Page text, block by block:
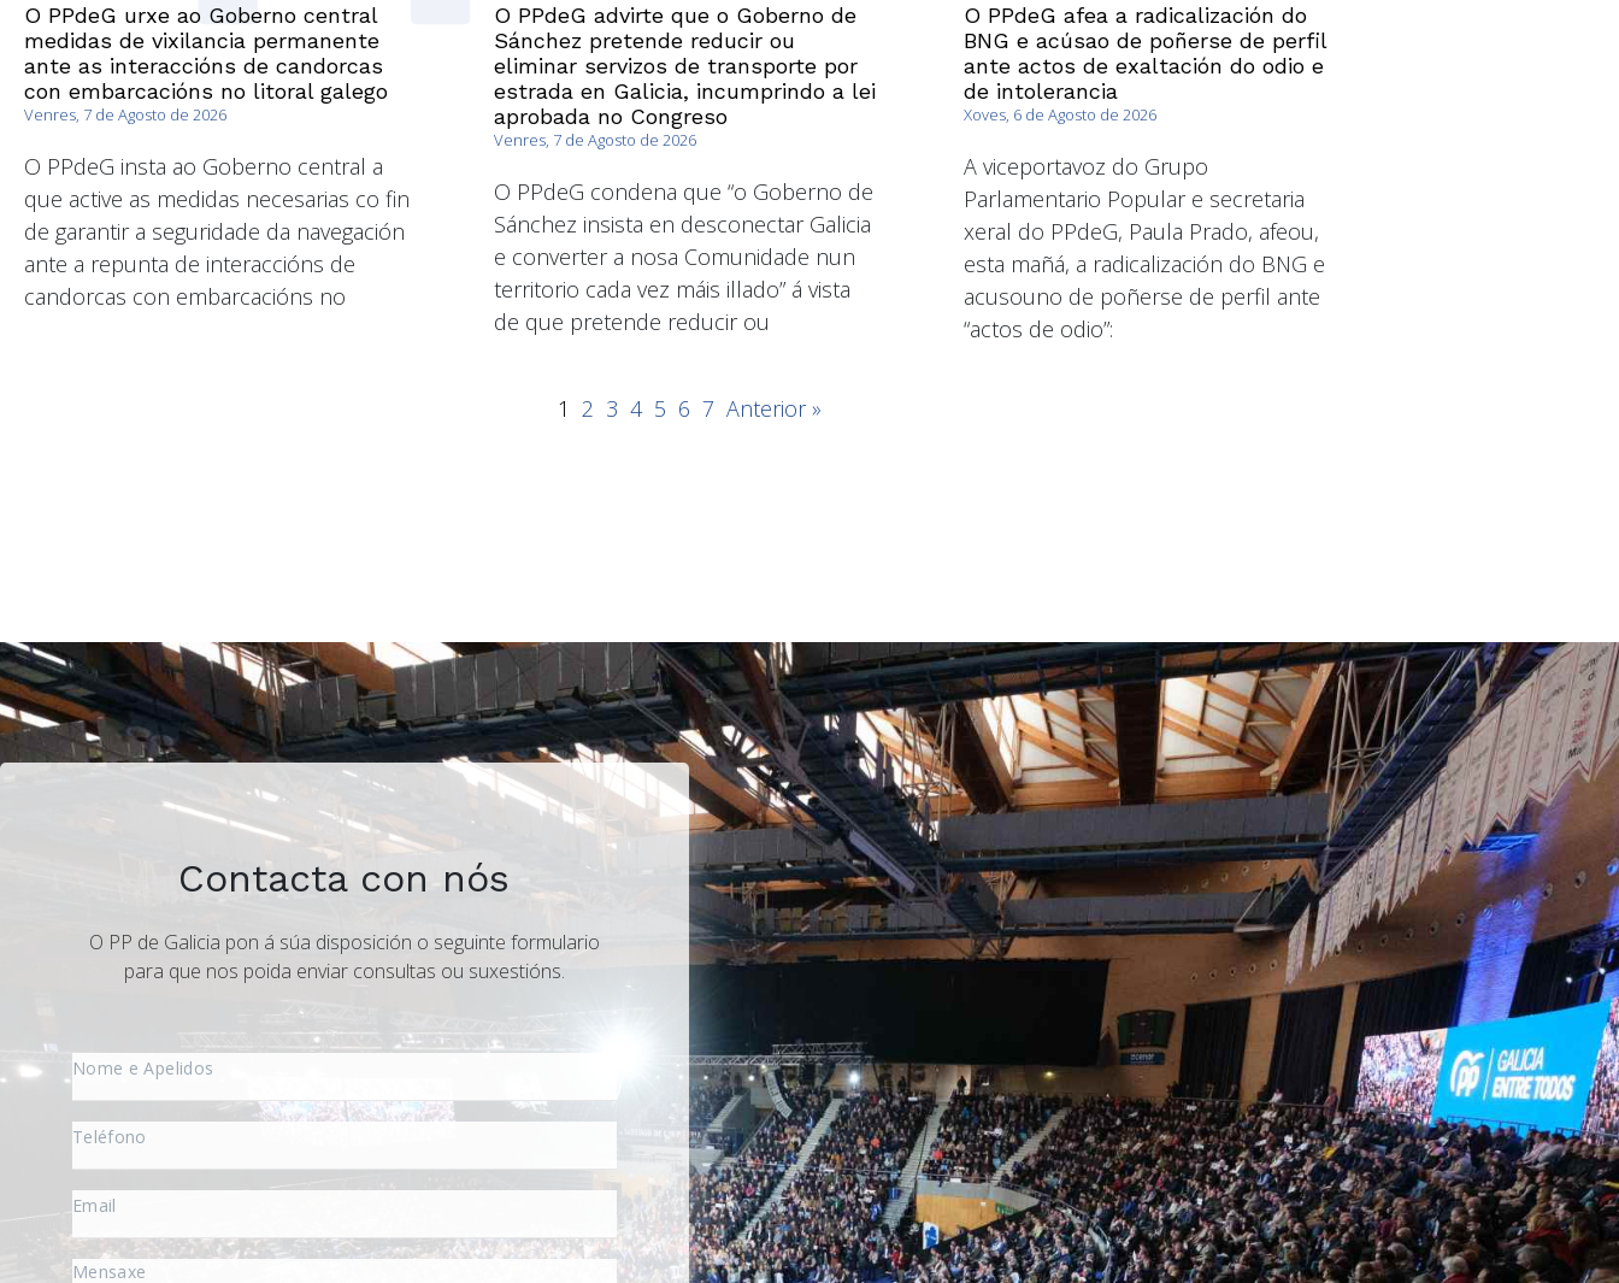
O PPdeG urxe ao Goberno central
medidas de vixilancia permanente
ante as interaccións de candorcas
con embarcacións no litoral galego
Venres, 7 de Agosto de 2026
O PPdeG insta ao Goberno central a
que active as medidas necesarias co fin
de garantir a seguridade da navegación
ante a repunta de interaccións de
candorcas con embarcacións no
O PPdeG advirte que o Goberno de
Sánchez pretende reducir ou
eliminar servizos de transporte por
estrada en Galicia, incumprindo a lei
aprobada no Congreso
Venres, 7 de Agosto de 2026
O PPdeG condena que “o Goberno de
Sánchez insista en desconectar Galicia
e converter a nosa Comunidade nun
territorio cada vez máis illado” á vista
de que pretende reducir ou
O PPdeG afea a radicalización do
BNG e acúsao de poñerse de perfil
ante actos de exaltación do odio e
de intolerancia
Xoves, 6 de Agosto de 2026
A viceportavoz do Grupo
Parlamentario Popular e secretaria
xeral do PPdeG, Paula Prado, afeou,
esta mañá, a radicalización do BNG e
acusouno de poñerse de perfil ante
“actos de odio”:
1 2 3 4 5 6 7 Anterior »
Contacta con nós
O PP de Galicia pon á súa disposición o seguinte formulario
para que nos poida enviar consultas ou suxestións.